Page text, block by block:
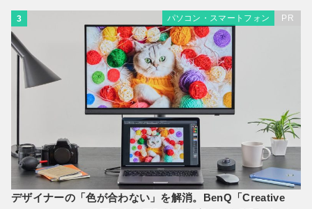
3 パソコン・スマートフォン PR
デザイナーの「色が合わない」を解消。BenQ「Creative